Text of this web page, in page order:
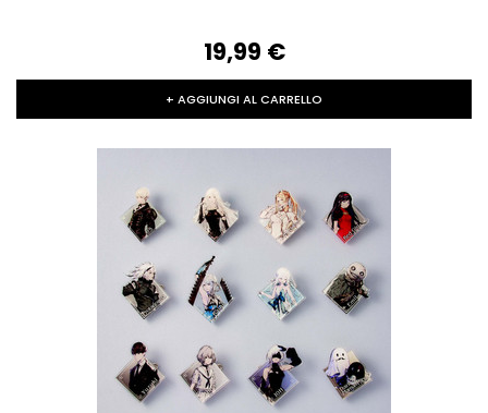
19,99‎ ‎€
+ AGGIUNGI AL CARRELLO